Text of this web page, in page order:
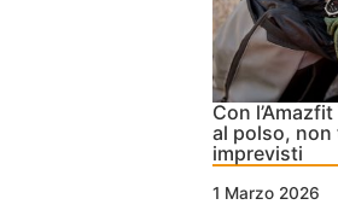
Con
al polso, non
imprevisti
1 Marzo 2026